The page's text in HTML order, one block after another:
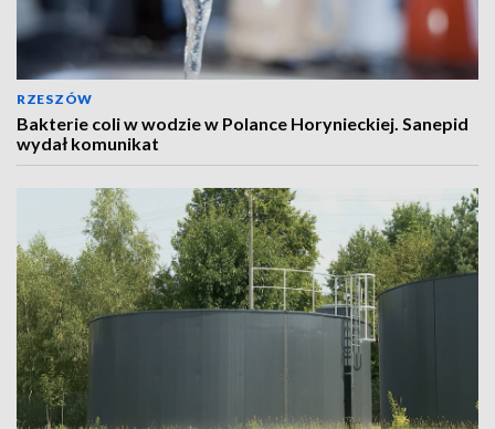
RZESZÓW
Bakterie coli w wodzie w Polance Horynieckiej. Sanepid
wydał komunikat